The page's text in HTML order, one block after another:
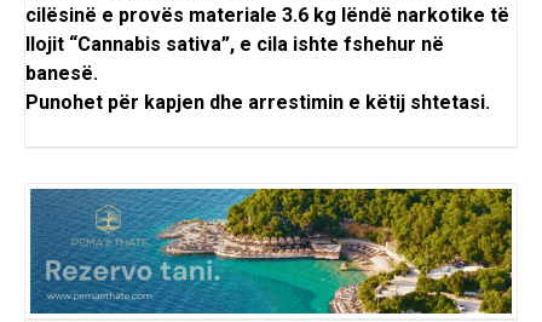
cilësinë e provës materiale 3.6 kg lëndë narkotike të
llojit “Cannabis sativa”, e cila ishte fshehur në
banesë.
Punohet për kapjen dhe arrestimin e këtij shtetasi.